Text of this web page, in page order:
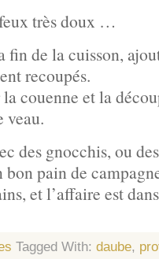
très doux …
fin de la cuisson,
recoupés.
couenne et la
veau.
des gnocchis, ou
pain de
et l’affaire est
Tagged With: daube,